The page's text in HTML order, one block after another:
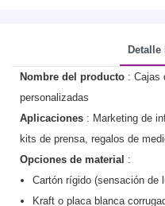
Nombre del producto : Cajas
personalizadas
Aplicaciones : Marketing de
kits de prensa, regalos de
Opciones de material :
Cartón rígido (sensación de
Kraft o placa blanca